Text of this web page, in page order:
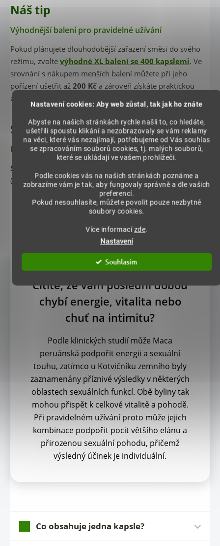
Nastavení cookies: Aby web zůstal, tak jak ho znáte
Abyste na našich stránkách rychle našli to, co hledáte,
ušetřili spoustu klikání a nezobrazovaly se vám reklamy
na věci, které vás nezajímají, potřebujeme od Vás souhlas
se zpracováním souborů cookies, tj. malých souborů,
které se ukládají ve vašem prohlížeči.
Podle cookies vás na našich stránkách poznáme a
zobrazíme vám je tak, aby fungovaly správně a dle vašich
preferencí.
Pokud nesouhlasíte, můžete povolit pouze nezbytné
soubory cookies.
Více informacízde.
Nastavení
Souhlasím
Náš tip
Výhodnější balení pro pravidelné užívání
Pokud plánujete dlouhodobější zařazení směsi do svého
režimu, zvolte výhodné XL balení se 400 kapslemi. Ve
srovnání s nákupem menších balení můžete při jeho
pořízení ušetřit až 200 Kč a zároveň získáte praktickou
zásobu stejné bylinné kombinace v poměru 50 : 50.
Složení
Dvě mleté byliny v rostlinné kapsli
Složení:
(Lepidium meyenii) mletá, rostlinná kapsle.
Cítíte, že vám poslední dobou
chybí energie, vitalita nebo
chuť na intimitu?
Podle klinických studií může Maca
peruánská podpořit energii a sexuální
touhu, zatímco u Kotvičníku zemního byly
zaznamenány příznivé výsledky v některých
oblastech sexuálních funkcí. Obě byliny tak
mohou přispět k celkové vitalitě a pohodě.
Při pravidelném užívání proto může jejich
kombinace podpořit pocit většího elánu a
přirozenou sexuální pohodu, přičemž
výsledný účinek je individuální.
Co obsahuje jedna kapsle?